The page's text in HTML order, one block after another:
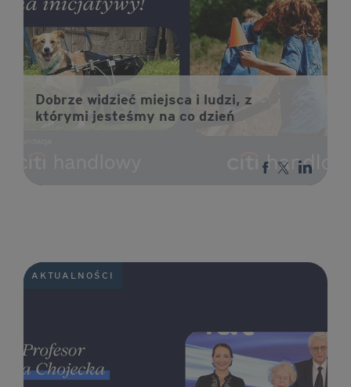
Dobrze widzieć miejsca i ludzi, z
którymi jesteśmy na co dzień
AKTUALNOŚCI